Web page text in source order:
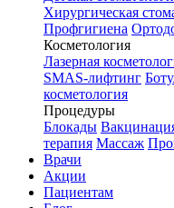
Хирургическая
Профгигиена
Косметология
Лазерная
SMAS-лифтинг
косметология
Процедуры
Блокады
терапия Массаж
Врачи
Акции
Пациентам